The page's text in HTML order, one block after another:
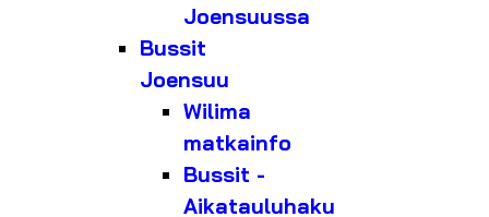
Joensuussa
Bussit
Joensuu
Wilima
matkainfo
Bussit -
Aikatauluhaku